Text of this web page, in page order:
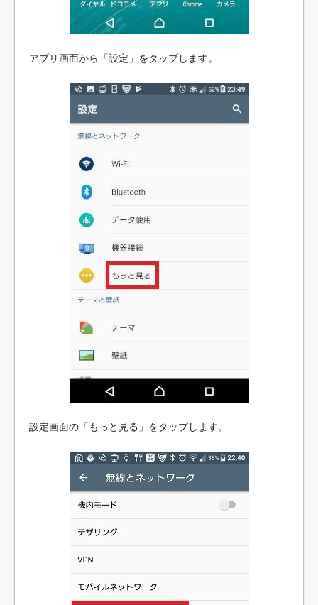
アプリ画面から「設定」をタップします。
設定画面の「もっと見る」をタップします。